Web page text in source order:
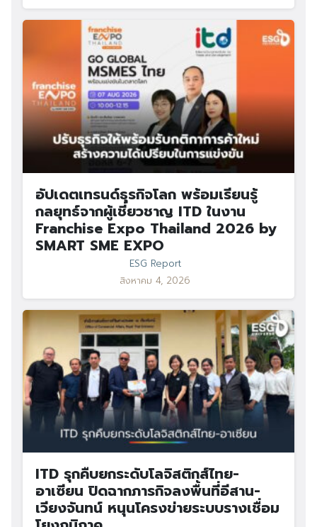
อัปเดตเทรนด์ธุรกิจโลก พร้อมเรียนรู้
กลยุทธ์จากผู้เชี่ยวชาญ ITD ในงาน
Franchise Expo Thailand 2026 by
SMART SME EXPO
ESG Report
สิงหาคม 4, 2026
ITD รุกคืบยกระดับโลจิสติกส์ไทย-
อาเซียน ปิดฉากภารกิจลงพื้นที่อีสาน-
เวียงจันทน์ หนุนโครงข่ายระบบรางเชื่อม